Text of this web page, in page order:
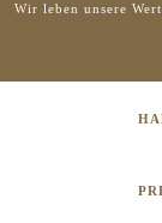
Wir leben unsere